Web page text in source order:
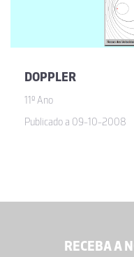
DOPPLER
11º Ano
Publicado a 09-10-2008
RECEBA A